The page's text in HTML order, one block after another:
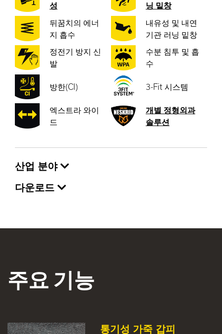
성
닝 밑창
뒤꿈치의 에너
지 흡수
내유성 및 내연
기관 러닝 밑창
정전기 방지 신
발
수분 침투 및 흡
수
방한(CI) 3-Fit 시스템
엑스트라 와이
드
개별 정형외과
솔루션
산업 분야
다운로드
주요 기능
통기성 가죽 갑피